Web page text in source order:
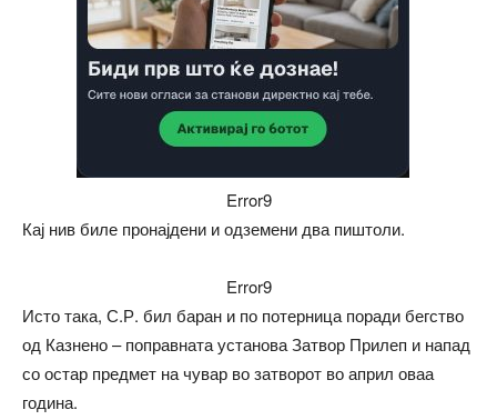
Error9
Кај нив биле пронајдени и одземени два пиштоли.
Error9
Исто така, С.Р. бил баран и по потерница поради бегство
од Казнено – поправната установа Затвор Прилеп и напад
со остар предмет на чувар во затворот во април оваа
година.